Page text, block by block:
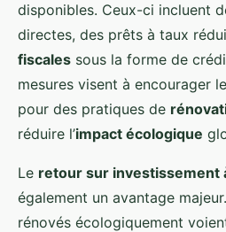
disponibles. Ceux-ci incluent
directes, des prêts à taux
fiscales sous la forme de
mesures visent à encourager
pour des pratiques de
réduire l’impact écologique
Le retour sur investissement
également un avantage
rénovés écologiquement